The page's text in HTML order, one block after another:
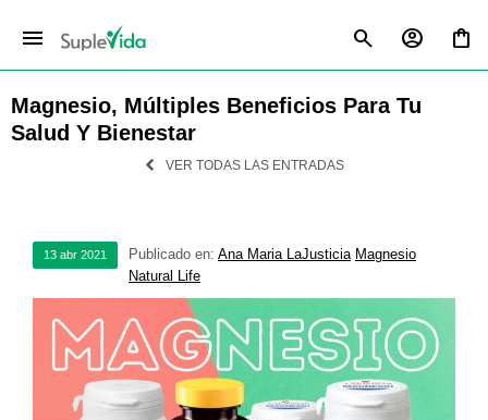
menu
Magnesio, Múltiples Beneficios Para Tu
Salud Y Bienestar
VER TODAS LAS ENTRADAS
13 abr 2021 Publicado en: Ana Maria LaJusticia Magnesio
Natural Life